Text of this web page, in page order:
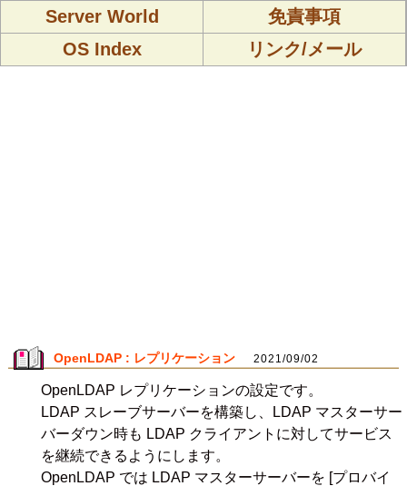
Server World
免責事項
OS Index
リンク/メール
OpenLDAP : レプリケーション 2021/09/02
OpenLDAP レプリケーションの設定です。
LDAP スレーブサーバーを構築し、LDAP マスターサー
バーダウン時も LDAP クライアントに対してサービス
を継続できるようにします。
OpenLDAP では LDAP マスターサーバーを [プロバイ